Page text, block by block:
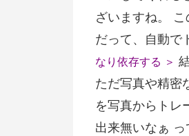
ざいますね。
だって、自動で
なり依存する ＞
ただ写真や精密
を写真からトレ
出来無いなぁ